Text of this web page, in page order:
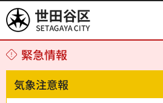
世田谷区
緊急情報
気象注意報